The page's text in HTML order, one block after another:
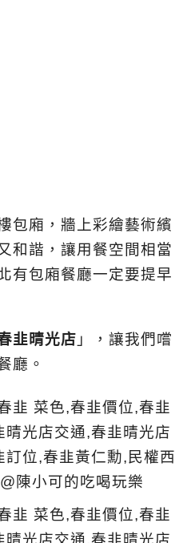
包廂，牆上彩繪藝術繽
和諧，讓用餐空間相當
有包廂餐廳一定要提早
韭晴光店 」，讓我們嚐
廳。